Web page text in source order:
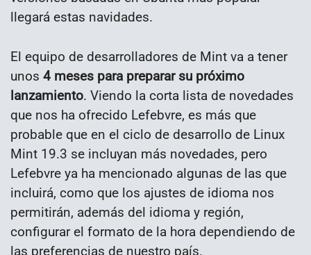
llegará estas navidades.
El equipo de desarrolladores de Mint va a tener
unos 4 meses para preparar su próximo
lanzamiento. Viendo la corta lista de novedades
que nos ha ofrecido Lefebvre, es más que
probable que en el ciclo de desarrollo de Linux
Mint 19.3 se incluyan más novedades, pero
Lefebvre ya ha mencionado algunas de las que
incluirá, como que los ajustes de idioma nos
permitirán, además del idioma y región,
configurar el formato de la hora dependiendo de
las preferencias de nuestro país.